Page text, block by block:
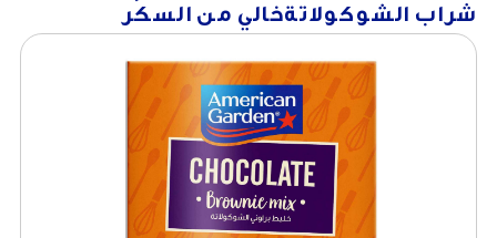
شراب الشوكولاتةخالي من السكّر